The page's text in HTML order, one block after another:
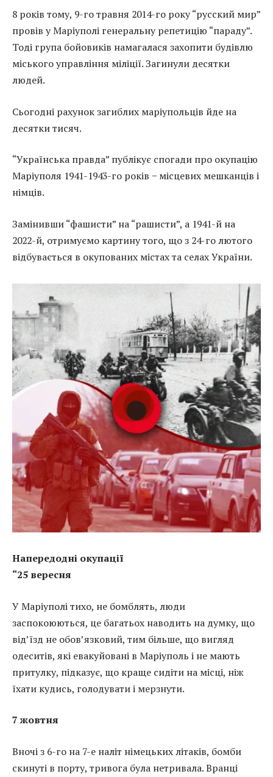
8 років тому, 9-го травня 2014-го року “русский мир”
провів у Маріуполі генеральну репетицію “параду”.
Тоді група бойовиків намагалася захопити будівлю
міського управління міліції. Загинули десятки
людей.
Сьогодні рахунок загиблих маріупольців йде на
десятки тисяч.
“Українська правда” публікує спогади про окупацію
Маріуполя 1941-1943-го років − місцевих мешканців і
німців.
Замінивши “фашисти” на “рашисти”, а 1941-й на
2022-й, отримуємо картину того, що з 24-го лютого
відбувається в окупованих містах та селах України.
Напередодні окупації
“25 вересня
У Маріуполі тихо, не бомблять, люди
заспокоюються, це багатьох наводить на думку, що
від’їзд не обов’язковий, тим більше, що вигляд
одеситів, які евакуйовані в Маріуполь і не мають
притулку, підказує, що краще сидіти на місці, ніж
їхати кудись, голодувати і мерзнути.
7 жовтня
Вночі з 6-го на 7-е наліт німецьких літаків, бомби
скинуті в порту, тривога була нетривала. Вранці